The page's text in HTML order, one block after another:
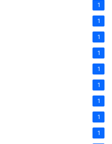
1
1
1
1
1
1
1
1
1